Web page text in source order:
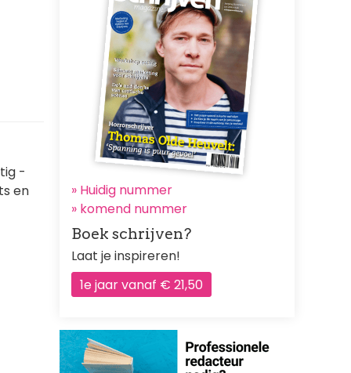
-
en
» Huidig nummer
» komend nummer
Boek schrijven?
Laat je inspireren!
1e jaar vanaf € 21,50